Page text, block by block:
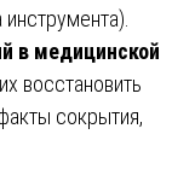
в медицинской
восстановить
сокрытия,